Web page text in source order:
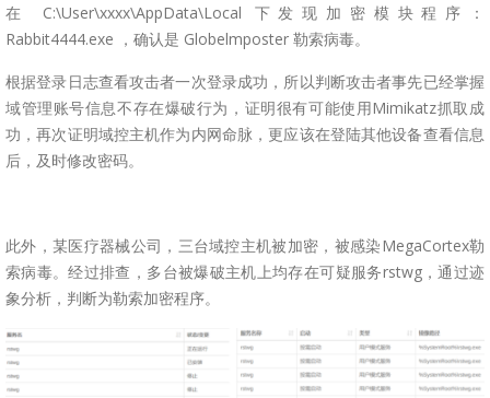
在 C:\User\xxxx\AppData\Local 下发现加密模块程序：
Rabbit4444.exe ，确认是 Globelmposter 勒索病毒。
根据登录日志查看攻击者一次登录成功，所以判断攻击者事先已经掌握
域管理账号信息不存在爆破行为，证明很有可能使用Mimikatz抓取成
功，再次证明域控主机作为内网命脉，更应该在登陆其他设备查看信息
后，及时修改密码。
此外，某医疗器械公司，三台域控主机被加密，被感染MegaCortex勒
索病毒。经过排查，多台被爆破主机上均存在可疑服务rstwg，通过迹
象分析，判断为勒索加密程序。